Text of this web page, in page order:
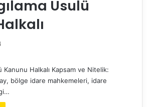
Usulü
Kanunu Halkalı Kapsam ve Nitelik:
bölge idare mahkemeleri, idare